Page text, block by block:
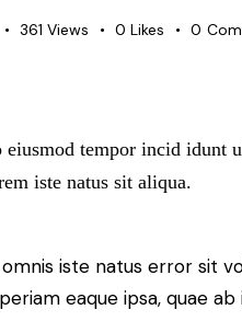
361 Views 0 Likes 0
tempor incid idunt
iste natus sit aliqua.
iste natus error sit
eaque ipsa, quae